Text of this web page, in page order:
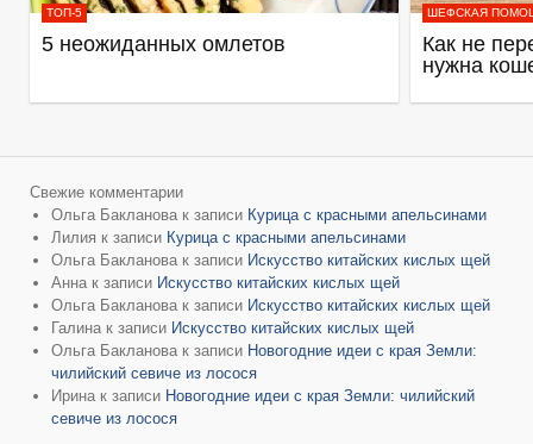
ТОП-5
5 неожиданных омлетов
ШЕФСКАЯ
Как не
нужна
Свежие комментарии
Ольга Бакланова к записи Курица с красными апельсинами
Лилия к записи Курица с красными апельсинами
Ольга Бакланова к записи Искусство китайских кислых щей
Анна к записи Искусство китайских кислых щей
Ольга Бакланова к записи Искусство китайских кислых щей
Галина к записи Искусство китайских кислых щей
Ольга Бакланова к записи Новогодние идеи с края Земли:
чилийский севиче из лосося
Ирина к записи Новогодние идеи с края Земли: чилийский
севиче из лосося